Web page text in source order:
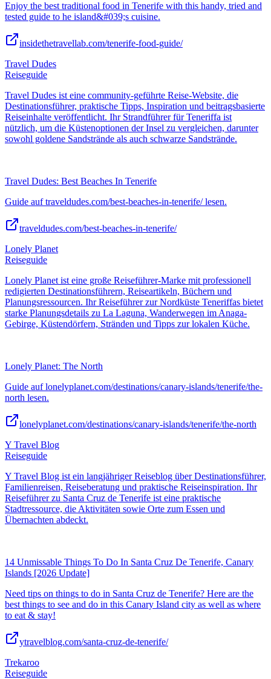
Enjoy the best traditional food in Tenerife with this handy, tried and
tested guide to he island&#039;s cuisine.
insidethetravellab.com/tenerife-food-guide/
Travel Dudes
Reiseguide
Travel Dudes ist eine community-geführte Reise-Website, die
Destinationsführer, praktische Tipps, Inspiration und beitragsbasierte
Reiseinhalte veröffentlicht. Ihr Strandführer für Teneriffa ist
nützlich, um die Küstenoptionen der Insel zu vergleichen, darunter
sowohl goldene Sandstrände als auch schwarze Sandstrände.
Travel Dudes: Best Beaches In Tenerife
Guide auf traveldudes.com/best-beaches-in-tenerife/ lesen.
traveldudes.com/best-beaches-in-tenerife/
Lonely Planet
Reiseguide
Lonely Planet ist eine große Reiseführer-Marke mit professionell
redigierten Destinationsführern, Reiseartikeln, Büchern und
Planungsressourcen. Ihr Reiseführer zur Nordküste Teneriffas bietet
starke Planungsdetails zu La Laguna, Wanderwegen im Anaga-
Gebirge, Küstendörfern, Stränden und Tipps zur lokalen Küche.
Lonely Planet: The North
Guide auf lonelyplanet.com/destinations/canary-islands/tenerife/the-
north lesen.
lonelyplanet.com/destinations/canary-islands/tenerife/the-north
Y Travel Blog
Reiseguide
Y Travel Blog ist ein langjähriger Reiseblog über Destinationsführer,
Familienreisen, Reiseberatung und praktische Reiseinspiration. Ihr
Reiseführer zu Santa Cruz de Tenerife ist eine praktische
Stadtressource, die Aktivitäten sowie Orte zum Essen und
Übernachten abdeckt.
14 Unmissable Things To Do In Santa Cruz De Tenerife, Canary
Islands [2026 Update]
Need tips on things to do in Santa Cruz de Tenerife? Here are the
best things to see and do in this Canary Island city as well as where
to eat & stay!
ytravelblog.com/santa-cruz-de-tenerife/
Trekaroo
Reiseguide